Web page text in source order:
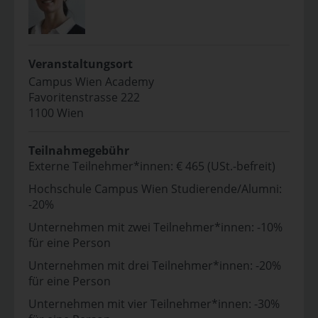
Veranstaltungsort
Campus Wien Academy
Favoritenstrasse 222
1100 Wien
Teilnahmegebühr
Externe Teilnehmer*innen: € 465 (USt.-befreit)
Hochschule Campus Wien Studierende/Alumni:
-20%
Unternehmen mit zwei Teilnehmer*innen: -10%
für eine Person
Unternehmen mit drei Teilnehmer*innen: -20%
für eine Person
Unternehmen mit vier Teilnehmer*innen: -30%